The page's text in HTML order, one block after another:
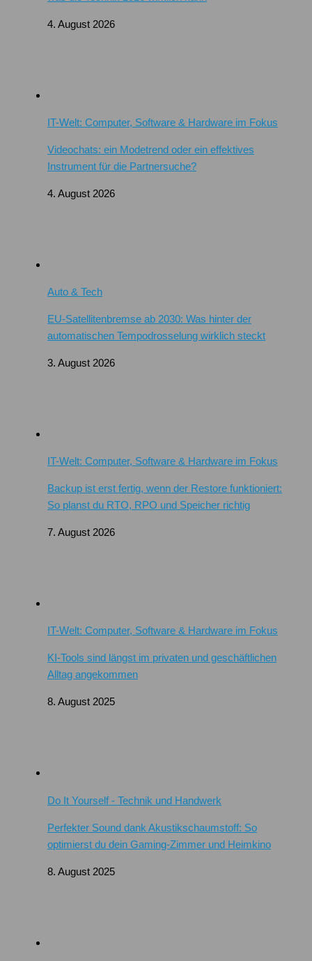
4. August 2026
IT-Welt: Computer, Software & Hardware im Fokus
Videochats: ein Modetrend oder ein effektives
Instrument für die Partnersuche?
4. August 2026
Auto & Tech
EU-Satellitenbremse ab 2030: Was hinter der
automatischen Tempodrosselung wirklich steckt
3. August 2026
IT-Welt: Computer, Software & Hardware im Fokus
Backup ist erst fertig, wenn der Restore funktioniert:
So planst du RTO, RPO und Speicher richtig
7. August 2026
IT-Welt: Computer, Software & Hardware im Fokus
KI-Tools sind längst im privaten und geschäftlichen
Alltag angekommen
8. August 2025
Do It Yourself - Technik und Handwerk
Perfekter Sound dank Akustikschaumstoff: So
optimierst du dein Gaming-Zimmer und Heimkino
8. August 2025